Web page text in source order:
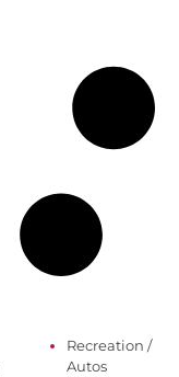
Recreation /
Autos